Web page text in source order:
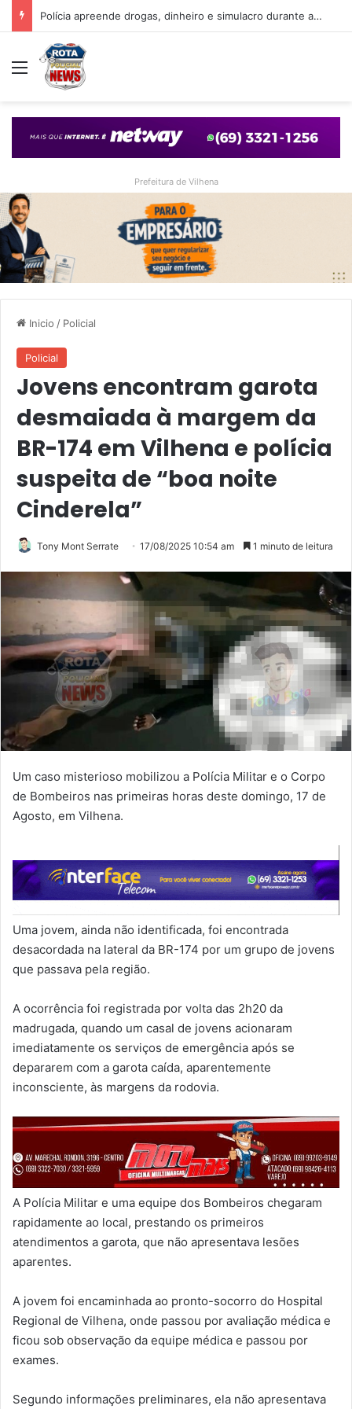
Polícia apreende drogas, dinheiro e simulacro durante ação no bairro Alto Alegre, em Vilhena
Menu
Prefeitura de Vilhena
Inicio / Policial
Policial
Jovens encontram garota
desmaiada à margem da
BR-174 em Vilhena e polícia
suspeita de “boa noite
Cinderela”
Tony Mont Serrate 17/08/2025 10:54 am 1 minuto de leitura
Um caso misterioso mobilizou a Polícia Militar e o Corpo
de Bombeiros nas primeiras horas deste domingo, 17 de
Agosto, em Vilhena.
Uma jovem, ainda não identificada, foi encontrada
desacordada na lateral da BR-174 por um grupo de jovens
que passava pela região.
A ocorrência foi registrada por volta das 2h20 da
madrugada, quando um casal de jovens acionaram
imediatamente os serviços de emergência após se
depararem com a garota caída, aparentemente
inconsciente, às margens da rodovia.
A Polícia Militar e uma equipe dos Bombeiros chegaram
rapidamente ao local, prestando os primeiros
atendimentos a garota, que não apresentava lesões
aparentes.
A jovem foi encaminhada ao pronto-socorro do Hospital
Regional de Vilhena, onde passou por avaliação médica e
ficou sob observação da equipe médica e passou por
exames.
Segundo informações preliminares, ela não apresentava